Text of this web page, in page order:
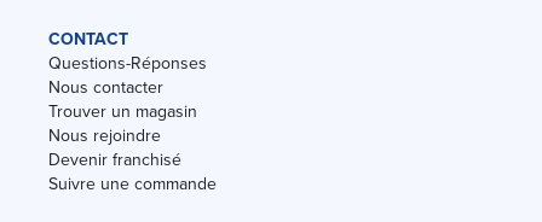
CONTACT
Questions-Réponses
Nous contacter
Trouver un magasin
Nous rejoindre
Devenir franchisé
Suivre une commande